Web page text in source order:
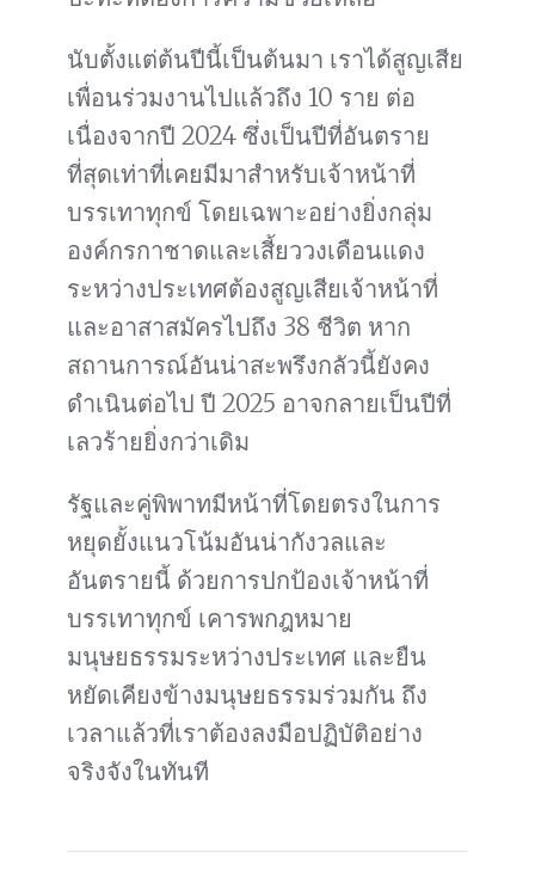
นับตั้งแต่ต้นปีนี้เป็นต้นมา เราได้สูญเสีย
เพื่อนร่วมงานไปแล้วถึง 10 ราย ต่อ
เนื่องจากปี 2024 ซึ่งเป็นปีที่อันตราย
ที่สุดเท่าที่เคยมีมาสำหรับเจ้าหน้าที่
บรรเทาทุกข์ โดยเฉพาะอย่างยิ่งกลุ่ม
องค์กรกาชาดและเสี้ยววงเดือนแดง
ระหว่างประเทศต้องสูญเสียเจ้าหน้าที่
และอาสาสมัครไปถึง 38 ชีวิต หาก
สถานการณ์อันน่าสะพรึงกลัวนี้ยังคง
ดำเนินต่อไป ปี 2025 อาจกลายเป็นปีที่
เลวร้ายยิ่งกว่าเดิม
รัฐและคู่พิพาทมีหน้าที่โดยตรงในการ
หยุดยั้งแนวโน้มอันน่ากังวลและ
อันตรายนี้ ด้วยการปกป้องเจ้าหน้าที่
บรรเทาทุกข์ เคารพกฎหมาย
มนุษยธรรมระหว่างประเทศ และยืน
หยัดเคียงข้างมนุษยธรรมร่วมกัน ถึง
เวลาแล้วที่เราต้องลงมือปฏิบัติอย่าง
จริงจังในทันที